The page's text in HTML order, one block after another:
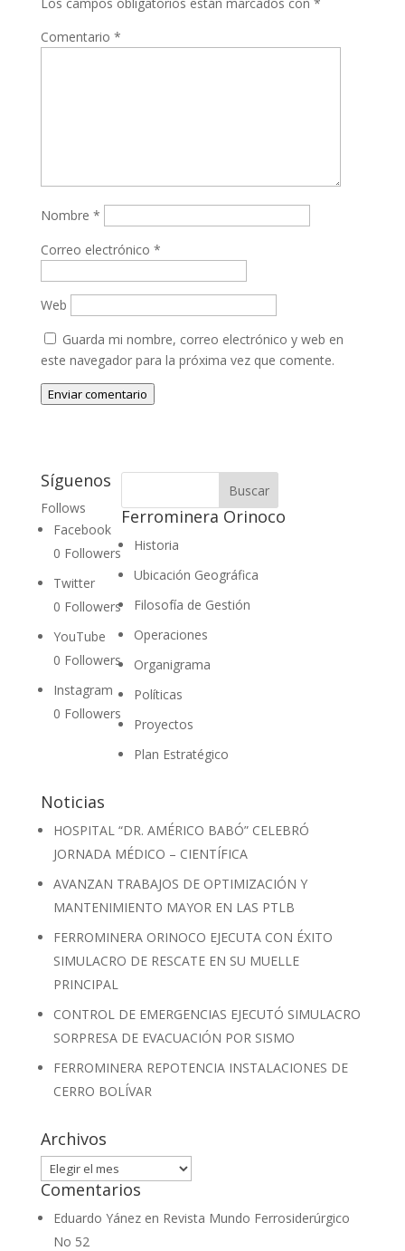
Comentario *
Nombre *
Correo electrónico *
Web
Guarda mi nombre, correo electrónico y web en
este navegador para la próxima vez que comente.
Enviar comentario
Síguenos
Follows
Facebook
0 Followers
Twitter
0 Followers
YouTube
0 Followers
Instagram
0 Followers
Ferrominera Orinoco
Historia
Ubicación Geográfica
Filosofía de Gestión
Operaciones
Organigrama
Políticas
Proyectos
Plan Estratégico
Noticias
HOSPITAL “DR. AMÉRICO BABÓ” CELEBRÓ
JORNADA MÉDICO – CIENTÍFICA
AVANZAN TRABAJOS DE OPTIMIZACIÓN Y
MANTENIMIENTO MAYOR EN LAS PTLB
FERROMINERA ORINOCO EJECUTA CON ÉXITO
SIMULACRO DE RESCATE EN SU MUELLE
PRINCIPAL
CONTROL DE EMERGENCIAS EJECUTÓ SIMULACRO
SORPRESA DE EVACUACIÓN POR SISMO
FERROMINERA REPOTENCIA INSTALACIONES DE
CERRO BOLÍVAR
Archivos
Archivos
Comentarios
Eduardo Yánezen Revista Mundo Ferrosiderúrgico
No 52